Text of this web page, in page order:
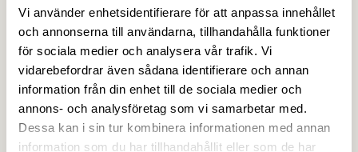
Vi använder enhetsidentifierare för att anpassa innehållet
och annonserna till användarna, tillhandahålla funktioner
för sociala medier och analysera vår trafik. Vi
vidarebefordrar även sådana identifierare och annan
information från din enhet till de sociala medier och
annons- och analysföretag som vi samarbetar med.
Dessa kan i sin tur kombinera informationen med annan
information som du har tillhandahållit eller som de har
som gäller! Cybersäkerhetslagen och NIS-2
direktivet innebär hårdare krav på företag som
levererar samhällsviktiga varor och tjänster. Det är
en sak att uppfylla de …